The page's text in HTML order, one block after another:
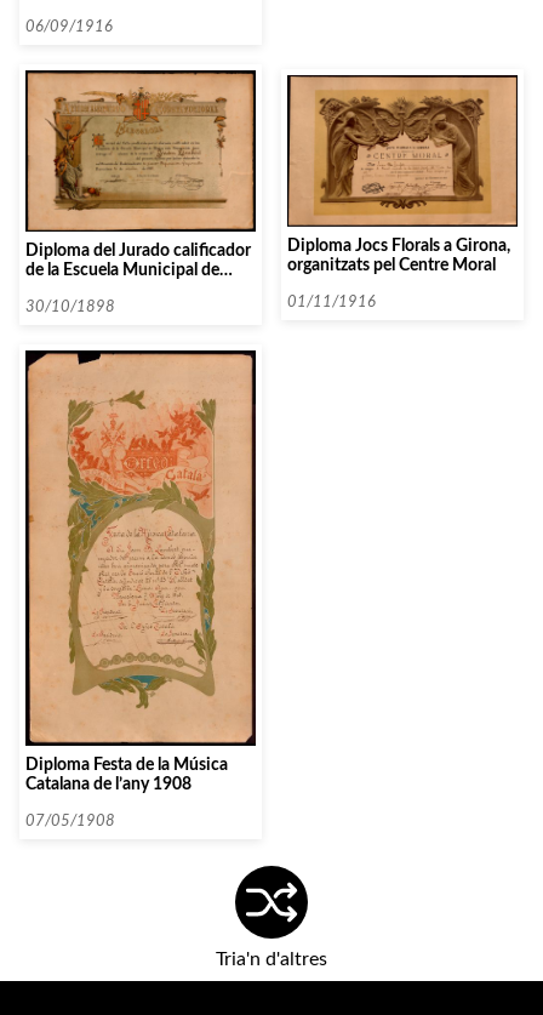
06/09/1916
Diploma del Jurado calificador
de la Escuela Municipal de
30/10/1898
Diploma Jocs Florals a Girona,
organitzats pel Centre Moral
01/11/1916
Diploma Festa de la Música
Catalana de l’any 1908
07/05/1908
Tria'n d'altres